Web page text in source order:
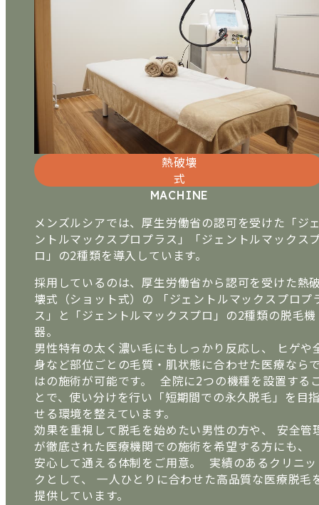
熱破壊
式
MACHINE
メンズルシアでは、厚生労働省の認可を受けた「ジ
ントルマックスプロプラス」「ジェントルマックス
ロ」の2種類を導入しています。
採用しているのは、厚生労働省から認可を受けた熱
壊式（ショット式）の 「ジェントルマックスプロプ
ス」と「ジェントルマックスプロ」の2種類の脱毛機
器。
男性特有の太く濃い毛にもしっかり反応し、 ヒゲや
身など部位ごとの毛質・肌状態に合わせた医療なら
はの施術が可能です。 全院に2つの機種を設置する
とで、使い分けを行い「短期間での永久脱毛」を目
せる環境を整えています。
効果を重視して脱毛を始めたい男性の方や、 安全管
が徹底された医療機関での施術を希望する方にも、
安心して通える体制をご用意。 実績のあるクリニッ
クとして、 一人ひとりに合わせた高品質な医療脱毛
提供しています。